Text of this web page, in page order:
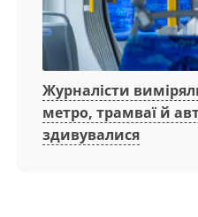
Журналісти
метро, трамваї й
здивувалися